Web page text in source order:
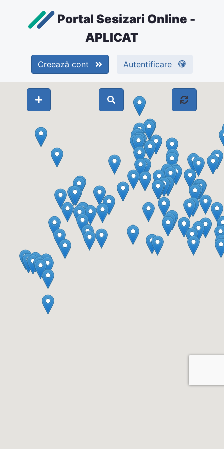
Portal Sesizari Online -
APLICAT
Creează cont Autentificare